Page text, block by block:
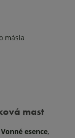
másla
mast
Vonné esence,